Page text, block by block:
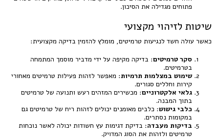
פתוחים מגדילה את הסיכון.
שיטות לזיהוי מקצועי
כאשר עולה חשד לנגיעות טרמיטים, מומלץ להזמין בדיקה מקצועית:
סקר טרמיטים: בדיקה מקיפה על ידי מדביר מוסמך המתמחה
בטרמיטים.
שימוש במצלמות תרמיות: מאפשר לזהות פעילות טרמיטים מאחורי
קירות וחללים סגורים.
גלאי אלקטרוניים: מכשירים המזהים רעש ותנועה של טרמיטים
בתוך המבנה.
כלבי גישוש: כלבים מאומנים יכולים לזהות ריח של טרמיטים גם
במקומות נסתרים.
בדיקות מעבדה: בדיקת דגימות עץ חשודות יכולה לאשר נוכחות
טרמיטים ולזהות את הסוג המדויק.